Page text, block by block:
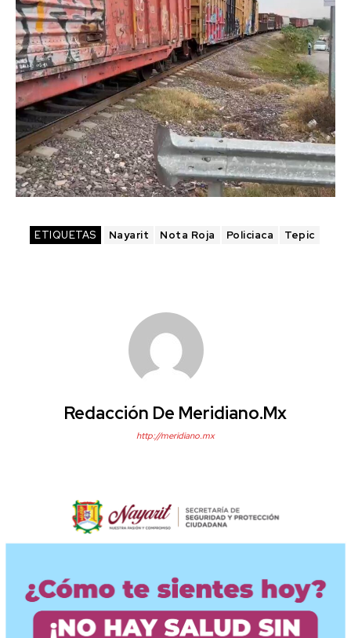
ETIQUETAS Nayarit Nota Roja Policiaca Tepic
Redacción De Meridiano.mx
http://meridiano.mx